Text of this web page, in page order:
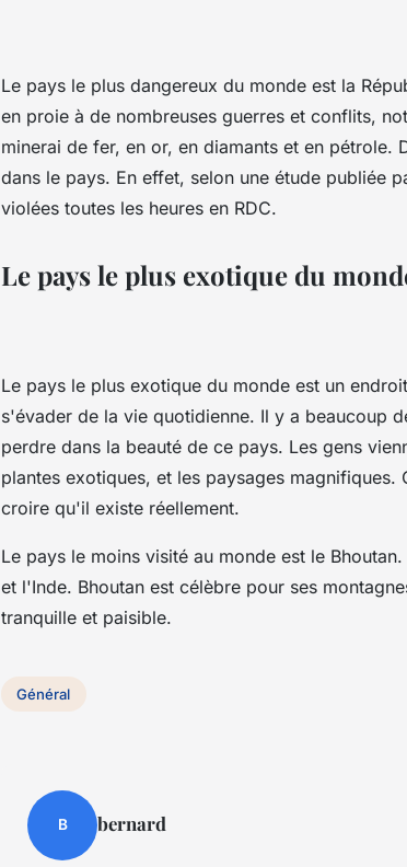
Le pays le plus dangereux du monde est la
en proie à de nombreuses guerres et conflits,
minerai de fer, en or, en diamants et en pétrole.
dans le pays. En effet, selon une étude publiée
violées toutes les heures en RDC.
Le pays le plus exotique du
Le pays le plus exotique du monde est un
s'évader de la vie quotidienne. Il y a beaucoup
perdre dans la beauté de ce pays. Les gens
plantes exotiques, et les paysages
croire qu'il existe réellement.
Le pays le moins visité au monde est le
et l'Inde. Bhoutan est célèbre pour ses
tranquille et paisible.
Général
B bernard